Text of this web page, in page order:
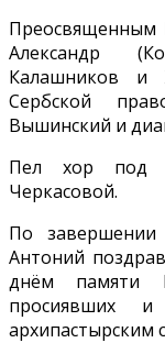
Преосвященным
Александр
Калашников и
Сербской
Вышинский и
Пел хор под
Черкасовой.
По завершении
Антоний
днём памяти
просиявших
архипастырским